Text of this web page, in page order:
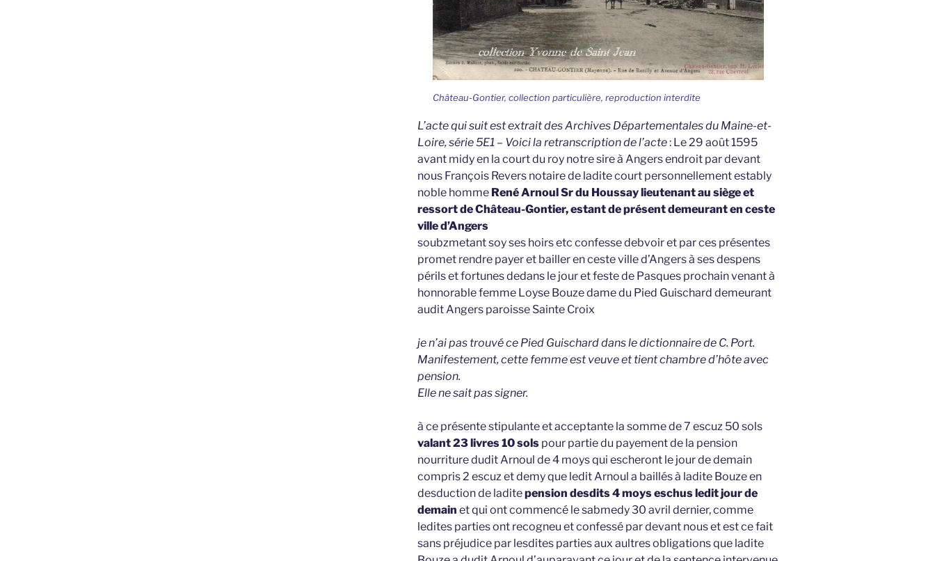
Château-Gontier, collection particulière, reproduction interdite
L’acte qui suit est extrait des Archives Départementales du Maine-et-
Loire, série 5E1 – Voici la retranscription de l’acte: Le 29 août 1595
avant midy en la court du roy notre sire à Angers endroit par devant
nous François Revers notaire de ladite court personnellement estably
noble homme René Arnoul Sr du Houssay lieutenant au siège et
ressort de Château-Gontier, estant de présent demeurant en ceste
ville d’Angers
soubzmetant soy ses hoirs etc confesse debvoir et par ces présentes
promet rendre payer et bailler en ceste ville d’Angers à ses despens
périls et fortunes dedans le jour et feste de Pasques prochain venant à
honnorable femme Loyse Bouze dame du Pied Guischard demeurant
audit Angers paroisse Sainte Croix
je n’ai pas trouvé ce Pied Guischard dans le dictionnaire de C. Port.
Manifestement, cette femme est veuve et tient chambre d’hôte avec
pension.
Elle ne sait pas signer.
à ce présente stipulante et acceptante la somme de 7 escuz 50 sols
valant 23 livres 10 solspour partie du payement de la pension
nourriture dudit Arnoul de 4 moys qui escheront le jour de demain
compris 2 escuz et demy que ledit Arnoul a baillés à ladite Bouze en
desduction de laditepension desdits 4 moys eschus ledit jour de
demain et qui ont commencé le sabmedy 30 avril dernier, comme
ledites parties ont recogneu et confessé par devant nous et est ce fait
sans préjudice par lesdites parties aux aultres obligations que ladite